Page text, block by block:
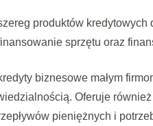
produktów
sprzętu oraz
biznesowe małym
Oferuje
pieniężnych i